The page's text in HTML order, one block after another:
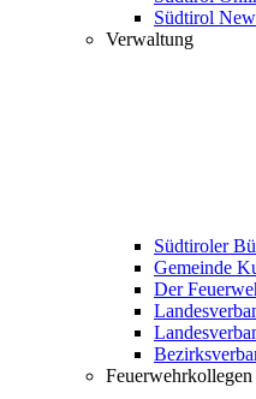
Südtirol
Verwaltung
Südtiroler
Gemeinde
Der
Feuerwehrkollegen